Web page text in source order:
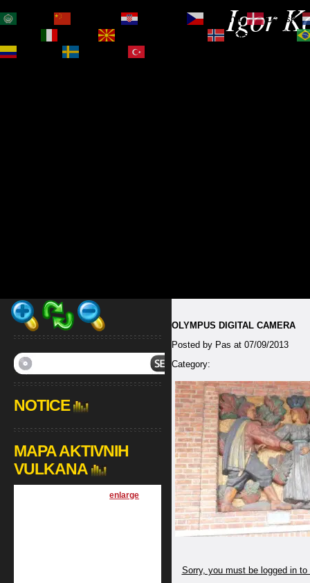
Igor
OLYMPUS DIGITAL CAMERA
Posted by Pas at 07/09/2013
Category:
Sorry, you must be logged in
NOTICE
MAPA AKTIVNIH
VULKANA
[enlarge
Čeština‎
Dansk
Norsk bokmål